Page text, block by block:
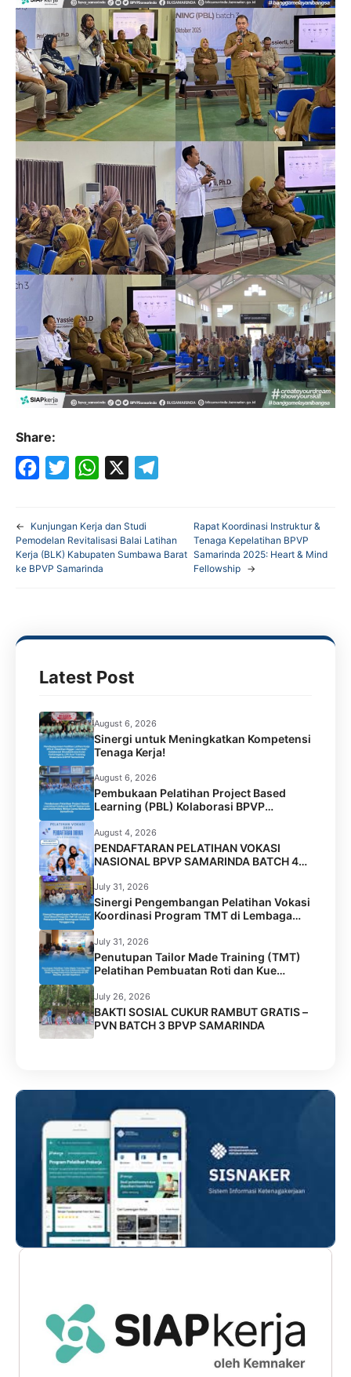
Share:
c
e
i
t
r
a
t
p
l
e
a
←
Kunjungan Kerja dan Studi
Pemodelan Revitalisasi Balai Latihan
Kerja (BLK) Kabupaten Sumbawa Barat
ke BPVP Samarinda
Rapat Koordinasi Instruktur &
Tenaga Kepelatihan BPVP
Samarinda 2025: Heart & Mind
Fellowship →
Latest Post
August 6, 2026
Sinergi untuk Meningkatkan Kompetensi
Tenaga Kerja!
August 6, 2026
Pembukaan Pelatihan Project Based
Learning (PBL) Kolaborasi BPVP
Samarinda dan Universitas Widya Gama
Mahakam Samarinda
August 4, 2026
PENDAFTARAN PELATIHAN VOKASI
NASIONAL BPVP SAMARINDA BATCH 4
RESMI DIBUKA!
July 31, 2026
Sinergi Pengembangan Pelatihan Vokasi
Koordinasi Program TMT di Lembaga
Permasyarakatan Perempuan Kelas IIA
Tenggarong
July 31, 2026
Penutupan Tailor Made Training (TMT)
Pelatihan Pembuatan Roti dan Kue
Kolaborasi BPVP Samarinda dengan
Disnaker Kota Samarinda di LPK Mustika
Jamilah Sejahtera
July 26, 2026
BAKTI SOSIAL CUKUR RAMBUT GRATIS –
PVN BATCH 3 BPVP SAMARINDA